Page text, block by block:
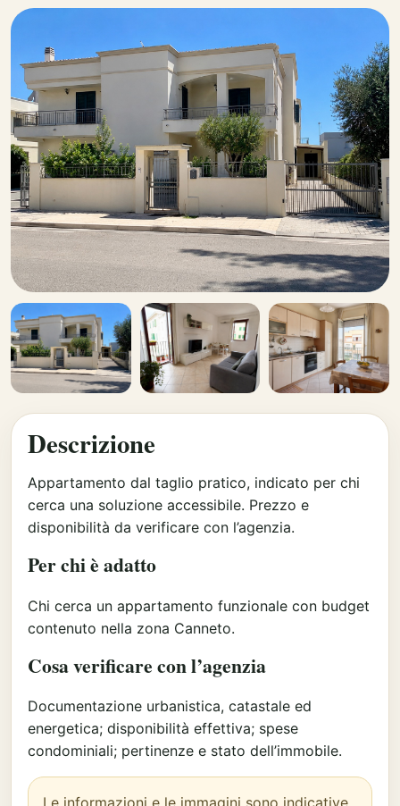
Descrizione
Appartamento dal taglio pratico, indicato per chi
cerca una soluzione accessibile. Prezzo e
disponibilità da verificare con l’agenzia.
Per chi è adatto
Chi cerca un appartamento funzionale con budget
contenuto nella zona Canneto.
Cosa verificare con l’agenzia
Documentazione urbanistica, catastale ed
energetica; disponibilità effettiva; spese
condominiali; pertinenze e stato dell’immobile.